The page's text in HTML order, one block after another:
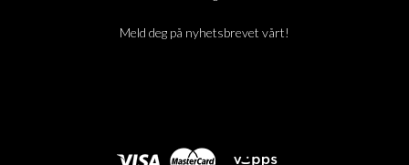
Meld deg på nyhetsbrevet vårt!